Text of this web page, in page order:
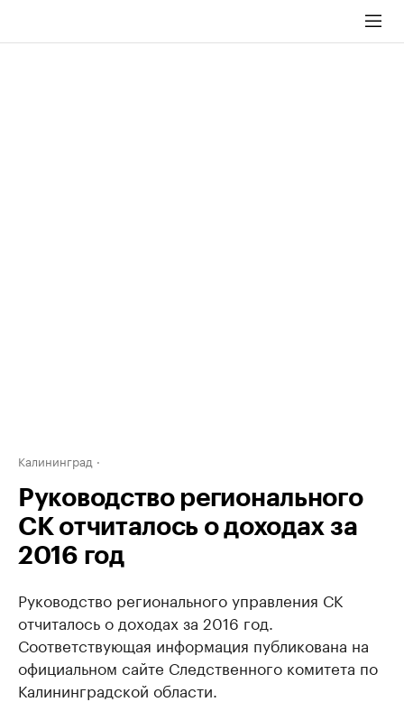
Калининград
Руководство регионального
СК отчиталось о доходах за
2016 год
Руководство регионального управления СК
отчиталось о доходах за 2016 год.
Соответствующая информация публикована на
официальном сайте Следственного комитета по
Калининградской области.